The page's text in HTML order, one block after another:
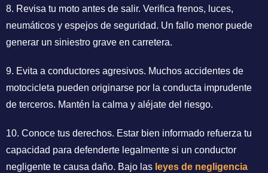
8. Revisa tu moto antes de salir. Verifica frenos, luces,
neumáticos y espejos de seguridad. Un fallo menor puede
generar un siniestro grave en carretera.
9. Evita a conductores agresivos. Muchos accidentes de
motocicleta pueden originarse por la conducta imprudente
de terceros. Mantén la calma y aléjate del riesgo.
10. Conoce tus derechos. Estar bien informado refuerza tu
capacidad para defenderte legalmente si un conductor
negligente te causa daño. Bajo las leyes de negligencia